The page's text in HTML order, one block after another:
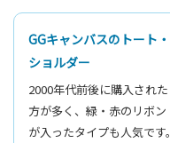
GGキャンバスのトート・
ショルダー
2000年代前後に購入された
方が多く、緑・赤のリボン
が入ったタイプも人気です。